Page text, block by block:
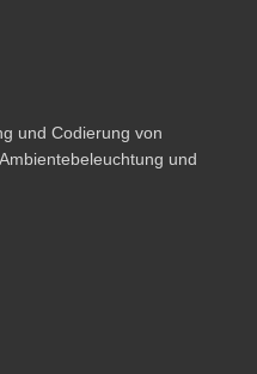
und Codierung von
und